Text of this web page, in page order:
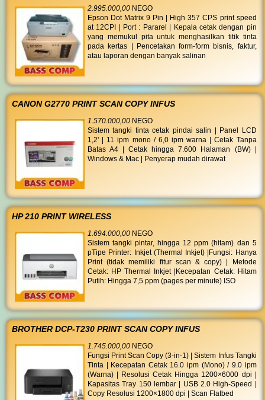
2.995.000,00 NEGO
Epson Dot Matrix 9 Pin | High 357 CPS print speed
at 12CPI | Port : Pararel | Kepala cetak dengan pin
yang memukul pita untuk menghasilkan titik tinta
pada kertas | Pencetakan form-form bisnis, faktur,
atau laporan dengan banyak salinan
CANON G2770 PRINT SCAN COPY INFUS
1.570.000,00 NEGO
Sistem tangki tinta cetak pindai salin | Panel LCD
1,2' | 11 ipm mono / 6,0 ipm warna | Cetak Tanpa
Batas A4 | Cetak hingga 7.600 Halaman (BW) |
Windows & Mac | Penyerap mudah dirawat
HP 210 PRINT WIRELESS
1.694.000,00 NEGO
Sistem tangki pintar, hingga 12 ppm (hitam) dan 5
pTipe Printer: Inkjet (Thermal Inkjet) |Fungsi: Hanya
Print (tidak memiliki fitur scan & copy) | Metode
Cetak: HP Thermal Inkjet |Kecepatan Cetak: Hitam
Putih: Hingga 7,5 ppm (pages per minute) ISO
BROTHER DCP-T230 PRINT SCAN COPY INFUS
1.745.000,00 NEGO
Fungsi Print Scan Copy (3-in-1) | Sistem Infus Tangki
Tinta | Kecepatan Cetak 16.0 ipm (Mono) / 9.0 ipm
(Warna) | Resolusi Cetak Hingga 1200×6000 dpi |
Kapasitas Tray 150 lembar | USB 2.0 High-Speed |
Copy Resolusi 1200×1800 dpi | Scan Flatbed